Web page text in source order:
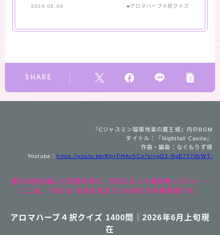
2026.08.04 ■アロマハーブ４択クイズ
SHARE
『Cジャスミン瑠璃地楽の魔王城』内のBGM
タイトル：『Nightfall Castle』
作曲・編曲：なぐもりず様
Youtube： https://youtu.be/KlyrFHAv5Co?si=gD3-NgE737i8rWT-
香りの色を通して記憶を呼び、学びによって魂が整っていく──
ここは、“またね”の光を覚えている者たちの魔導城です。
アロマハーブ４択クイズ 1400問｜2026年6月上旬現
在